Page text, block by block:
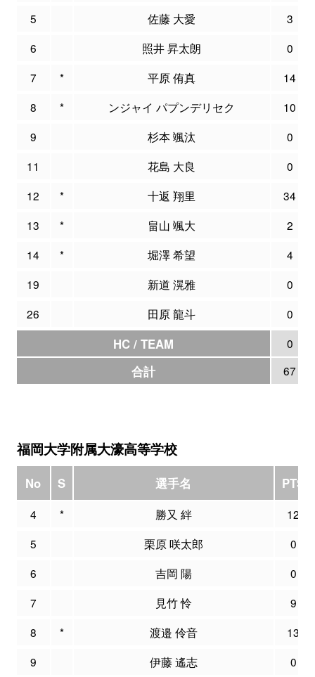
5
佐藤 大愛
3
6
照井 昇太朗
0
7
* 平原 侑真
14
8
* ンジャイ パプンデリセク
10
9
杉本 颯汰
0
11
花島 大良
0
12
* 十返 翔里
34
13
* 畠山 颯大
2
14
* 堀澤 希望
4
19
新道 滉雅
0
26
田原 龍斗 0
HC / TEAM 0
合計 67
福岡大学附属大濠高等学校
No S 選手名 PTS
4 * 勝又 絆
12
5
栗原 咲太郎
0
6
吉岡 陽
0
7
見竹 怜
9
8
* 渡邉 伶音
13
9
伊藤 遙志 0